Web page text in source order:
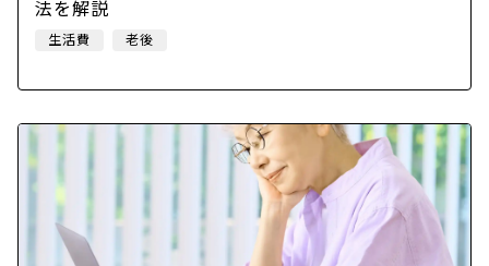
法を解説
生活費 老後